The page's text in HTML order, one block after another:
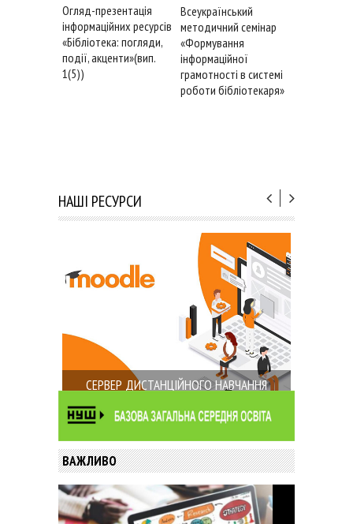
Огляд-презентація
інформаційних ресурсів
«Бібліотека: погляди,
події, акценти»(вип.
1(5))
Всеукраїнський
методичний семінар
«Формування
інформаційної
грамотності в системі
роботи бібліотекаря»
НАШІ РЕСУРСИ
СЕРВЕР ДИСТАНЦІЙНОГО НАВЧАННЯ
ВАЖЛИВО